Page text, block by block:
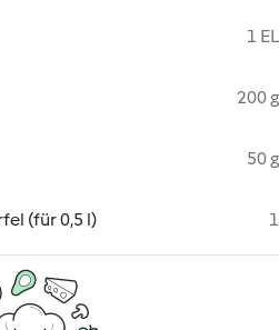
1 EL
200 g
50 g
(für 0,5 l) 1